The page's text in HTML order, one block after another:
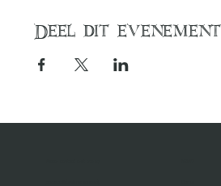
Deel dit evenement